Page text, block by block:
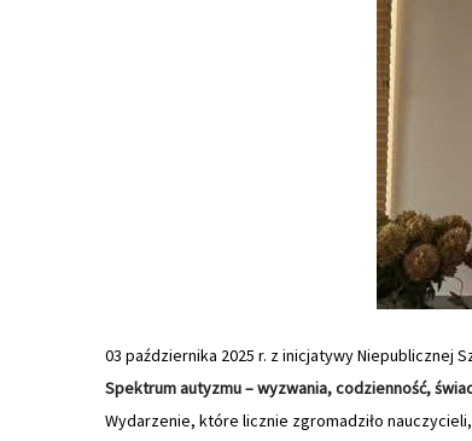
03 października 2025 r. z inicjatywy Niepublicznej
Spektrum autyzmu – wyzwania, codzienność,
Wydarzenie, które licznie zgromadziło